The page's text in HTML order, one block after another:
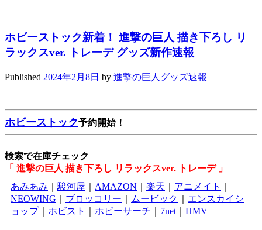
ホビーストック新着！ 進撃の巨人 描き下ろし リ
ラックスver. トレーデ グッズ新作速報
Published 2024年2月8日 by 進撃の巨人グッズ速報
ホビーストック予約開始！
検索で在庫チェック
「 進撃の巨人 描き下ろし リラックスver. トレーデ 」
あみあみ
駿河屋 AMAZON 楽天 アニメイト
NEOWING
ブロッコリー ムービック
エンスカイシ
ョップ｜ ホビスト ホビーサーチ 7net HMV